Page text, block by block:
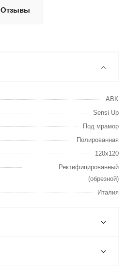
Отзывы
ABK
Sensi Up
Под мрамор
Полированная
120х120
Ректифицированный
(обрезной)
Италия